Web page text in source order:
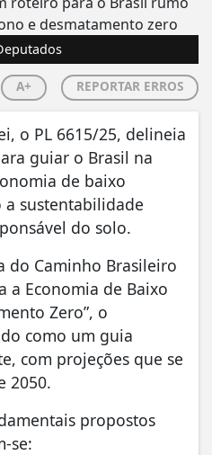
A+ REPORTAR ERROS
o PL 6615/25, delineia
guiar o Brasil na
de baixo
sustentabilidade
do solo.
do Caminho Brasileiro
a Economia de Baixo
Zero”, o
como um guia
com projeções que se
2050.
propostos
se: